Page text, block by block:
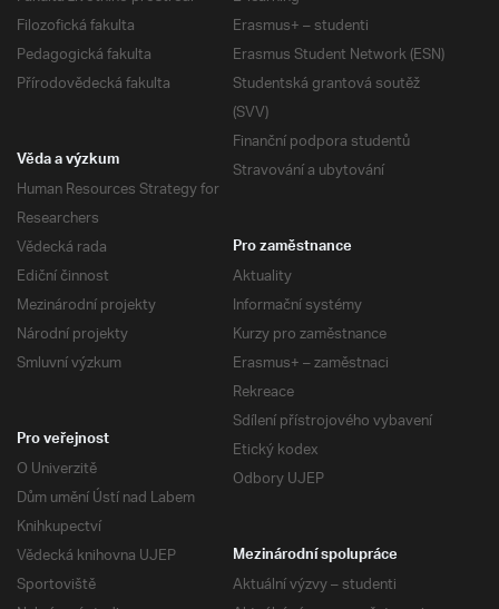
Filozofická fakulta
Pedagogická fakulta
Přírodovědecká fakulta
Erasmus+ – studenti
Erasmus Student Network (ESN)
Studentská grantová soutěž
(SVV)
Finanční podpora studentů
Stravování a ubytování
Věda a výzkum
Human Resources Strategy for
Researchers
Vědecká rada
Ediční činnost
Mezinárodní projekty
Národní projekty
Smluvní výzkum
Pro zaměstnance
Aktuality
Informační systémy
Kurzy pro zaměstnance
Erasmus+ – zaměstnaci
Rekreace
Sdílení přístrojového vybavení
Etický kodex
Odbory UJEP
Pro veřejnost
O Univerzitě
Dům umění Ústí nad Labem
Knihkupectví
Vědecká knihovna UJEP
Sportoviště
Mezinárodní spolupráce
Aktuální výzvy – studenti